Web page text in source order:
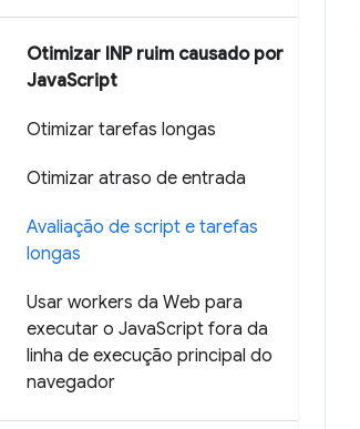
Otimizar INP ruim causado por
JavaScript
Otimizar tarefas longas
Otimizar atraso de entrada
Avaliação de script e tarefas
longas
Usar workers da Web para
executar o JavaScript fora da
linha de execução principal do
navegador